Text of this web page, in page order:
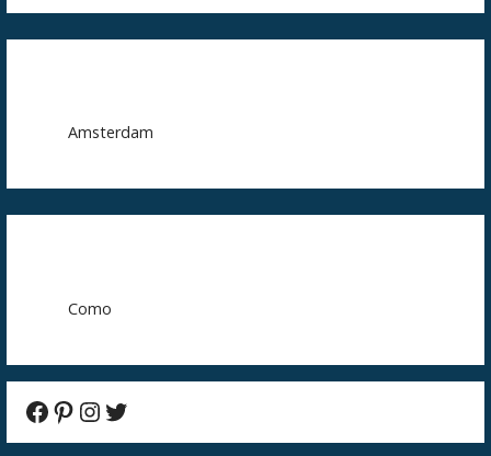
Amsterdam
Como
Facebook
Pinterest
Instagram
Twitter